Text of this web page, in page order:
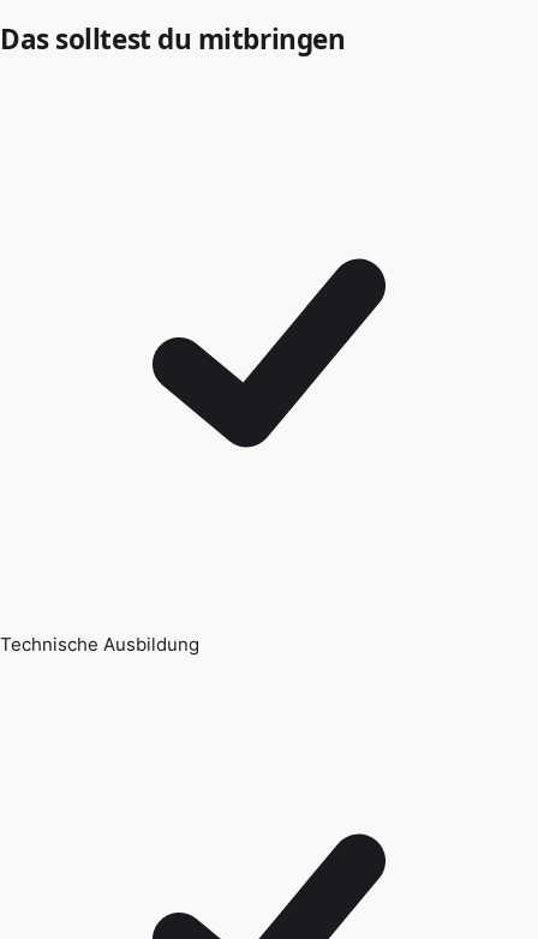
Das solltest du mitbringen
Technische Ausbildung